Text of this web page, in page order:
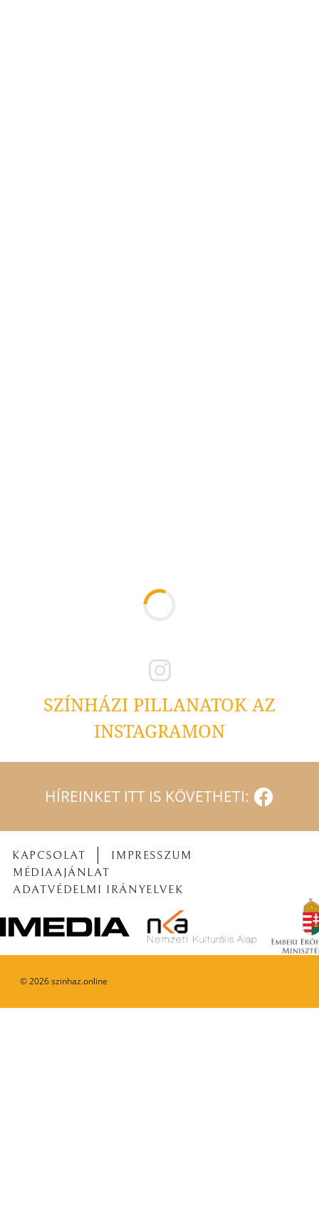
SZÍNHÁZI PILLANATOK AZ
INSTAGRAMON
HÍREINKET ITT IS KÖVETHETI:
©2026szinhaz.online
KAPCSOLAT
IMPRESSZUM
MÉDIAAJÁNLAT
ADATVÉDELMI IRÁNYELVEK